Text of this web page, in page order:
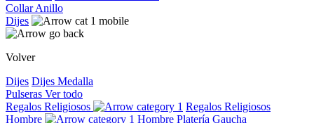
CollarAnillo
Dijes
Volver
Dijes Dijes Medalla
Pulseras Ver todo
Regalos Religiosos
Regalos Religiosos
Hombre
Hombre Platería Gaucha